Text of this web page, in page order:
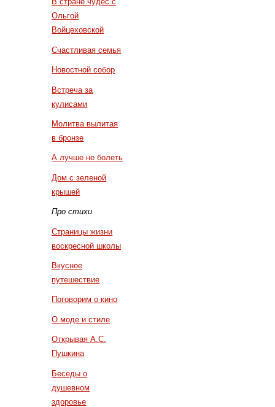
Ольгой
Войцеховской
Счастливая семья
Новостной собор
Встреча за
кулисами
Молитва вылитая
в бронзе
А лучше не болеть
Дом с зеленой
крышей
Про стихи
Страницы жизни
воскресной школы
Вкусное
путешествие
Поговорим о кино
О моде и стиле
Открывая А.С.
Пушкина
Беседы о
душевном
здоровье